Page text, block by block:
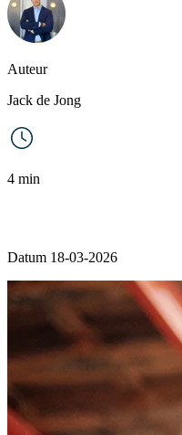
Auteur
Jack de Jong
4 min
Datum 18-03-2026